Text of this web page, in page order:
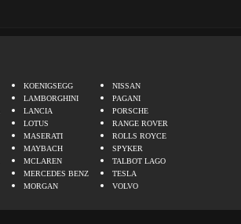
KOENIGSEGG
LAMBORGHINI
LANCIA
LOTUS
MASERATI
MAYBACH
MCLAREN
MERCEDES BENZ
MORGAN
NISSAN
PAGANI
PORSCHE
RANGE ROVER
ROLLS ROYCE
SPYKER
TALBOT LAGO
TESLA
VOLVO